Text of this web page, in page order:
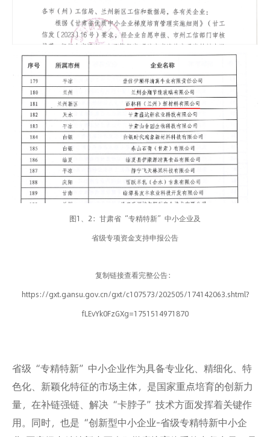
图1、2：甘肃省“专精特新”中小企业及
省级专项资金支持申报公告
复制链接查看完整公告：
https://gxt.gansu.gov.cn/gxt/c107573/202505/174142063.shtml?
fLEvYk0FzGXg=1751514971870
省级“专精特新”中小企业作为具备专业化、精细化、特
色化、新颖化特征的市场主体，是国家重点培育的创新力
量，在补链强链、解决“卡脖子”技术方面发挥着关键作
用。同时，也是“创新型中小企业-省级专精特新中小企